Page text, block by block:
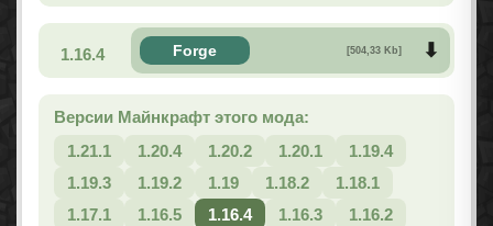
1.16.4 Forge [504,33 Kb]
Версии Майнкрафт этого мода:
1.21.1
1.20.4 1.20.2 1.20.1
1.19.4
1.19.3
1.19.2 1.19 1.18.2
1.18.1
1.17.1
1.16.5 1.16.4 1.16.3
1.16.2